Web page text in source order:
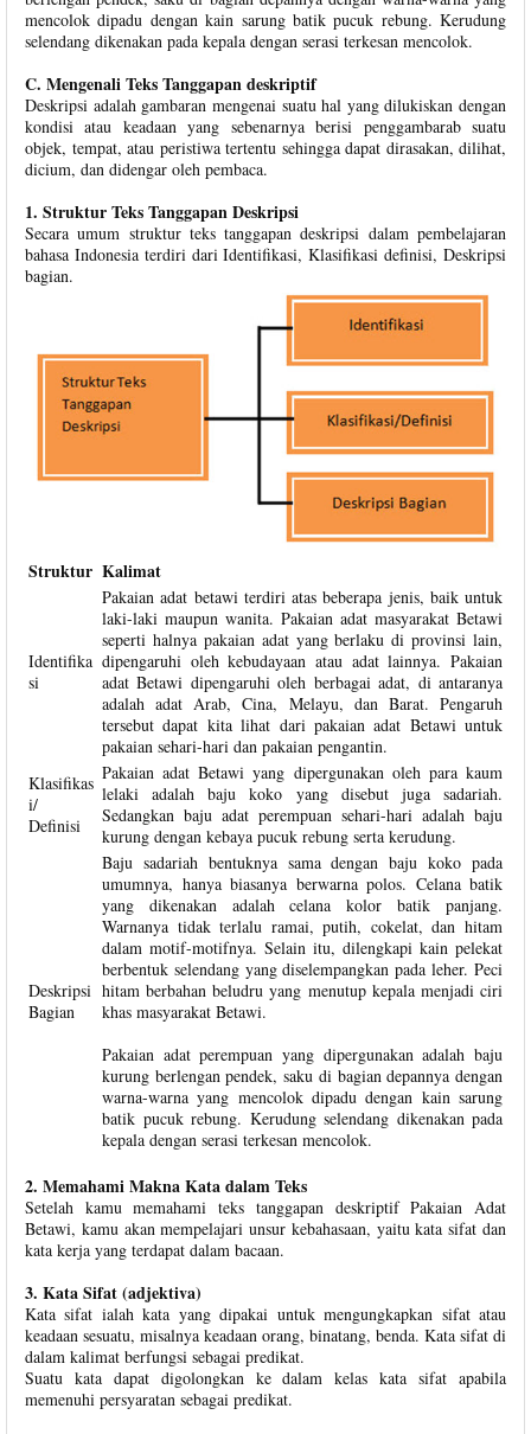
mencolok dipadu dengan kain sarung batik pucuk rebung. Kerudung
selendang dikenakan pada kepala dengan serasi terkesan mencolok.
C. Mengenali Teks Tanggapan deskriptif
Deskripsi adalah gambaran mengenai suatu hal yang dilukiskan dengan
kondisi atau keadaan yang sebenarnya berisi penggambarab suatu
objek, tempat, atau peristiwa tertentu sehingga dapat dirasakan, dilihat,
dicium, dan didengar oleh pembaca.
1. Struktur Teks Tanggapan Deskripsi
Secara umum struktur teks tanggapan deskripsi dalam pembelajaran
bahasa Indonesia terdiri dari Identifikasi, Klasifikasi definisi, Deskripsi
bagian.
Struktur Kalimat
Identifika
si
Pakaian adat betawi terdiri atas beberapa jenis, baik untuk
laki-laki maupun wanita. Pakaian adat masyarakat Betawi
seperti halnya pakaian adat yang berlaku di provinsi lain,
dipengaruhi oleh kebudayaan atau adat lainnya. Pakaian
adat Betawi dipengaruhi oleh berbagai adat, di antaranya
adalah adat Arab, Cina, Melayu, dan Barat. Pengaruh
tersebut dapat kita lihat dari pakaian adat Betawi untuk
pakaian sehari-hari dan pakaian pengantin.
Klasifikas
i/
Definisi
Pakaian adat Betawi yang dipergunakan oleh para kaum
lelaki adalah baju koko yang disebut juga sadariah.
Sedangkan baju adat perempuan sehari-hari adalah baju
kurung dengan kebaya pucuk rebung serta kerudung.
Deskripsi
Bagian
Baju sadariah bentuknya sama dengan baju koko pada
umumnya, hanya biasanya berwarna polos. Celana batik
yang dikenakan adalah celana kolor batik panjang.
Warnanya tidak terlalu ramai, putih, cokelat, dan hitam
dalam motif-motifnya. Selain itu, dilengkapi kain pelekat
berbentuk selendang yang diselempangkan pada leher. Peci
hitam berbahan beludru yang menutup kepala menjadi ciri
khas masyarakat Betawi.
Pakaian adat perempuan yang dipergunakan adalah baju
kurung berlengan pendek, saku di bagian depannya dengan
warna-warna yang mencolok dipadu dengan kain sarung
batik pucuk rebung. Kerudung selendang dikenakan pada
kepala dengan serasi terkesan mencolok.
2. Memahami Makna Kata dalam Teks
Setelah kamu memahami teks tanggapan deskriptif Pakaian Adat
Betawi, kamu akan mempelajari unsur kebahasaan, yaitu kata sifat dan
kata kerja yang terdapat dalam bacaan.
3. Kata Sifat (adjektiva)
Kata sifat ialah kata yang dipakai untuk mengungkapkan sifat atau
keadaan sesuatu, misalnya keadaan orang, binatang, benda. Kata sifat di
dalam kalimat berfungsi sebagai predikat.
Suatu kata dapat digolongkan ke dalam kelas kata sifat apabila
memenuhi persyaratan sebagai predikat.